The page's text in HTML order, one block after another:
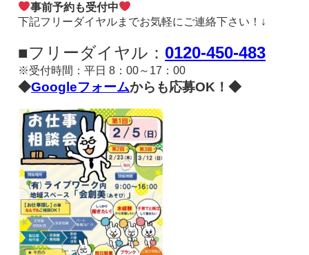
事前予約も受付中
下記フリーダイヤルまでお気軽にご連絡下さい！↓
■フリーダイヤル： 0120-450-483
※受付時間：平日 8：00～17：00
◆Googleフォームからも応募OK！◆